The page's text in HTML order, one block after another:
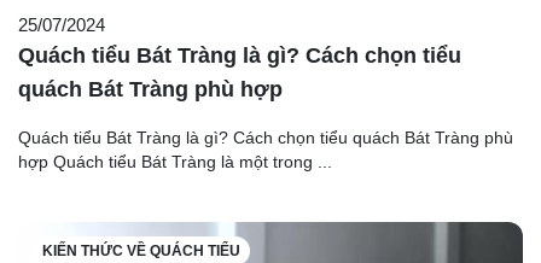
25/07/2024
Quách tiểu Bát Tràng là gì? Cách chọn tiểu
quách Bát Tràng phù hợp
Quách tiểu Bát Tràng là gì? Cách chọn tiểu quách Bát Tràng phù
hợp Quách tiểu Bát Tràng là một trong ...
KIẾN THỨC VỀ QUÁCH TIỂU